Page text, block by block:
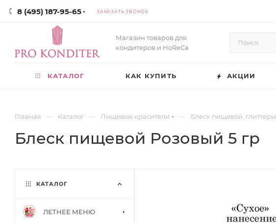
8 (495) 187-95-65 ЗАКАЗАТЬ ЗВОНОК
Магазин товаров для
кондитеров и HoReCa
КАТАЛОГ КАК КУПИТЬ АКЦИИ
Главная — Каталог — Пищевые красители — Блеск пищевой, глиттеры
Блеск пищевой Розовый 5 гр
КАТАЛОГ
ЛЕТНЕЕ МЕНЮ